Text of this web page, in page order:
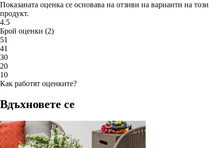
Показаната оценка се основава на отзиви на варианти на този
продукт.
4.5
Брой оценки (2)
51
41
30
20
10
Как работят оценките?
Вдъхновете се